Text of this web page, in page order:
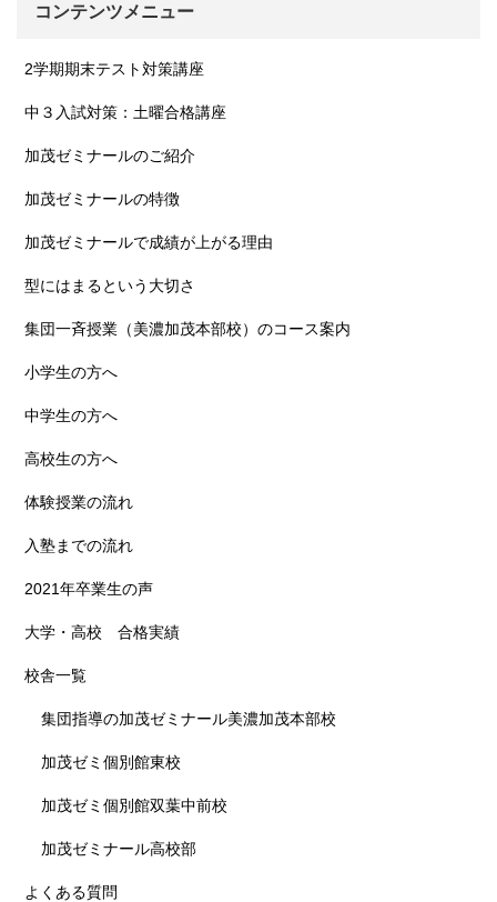
コンテンツメニュー
2学期期末テスト対策講座
中３入試対策：土曜合格講座
加茂ゼミナールのご紹介
加茂ゼミナールの特徴
加茂ゼミナールで成績が上がる理由
型にはまるという大切さ
集団一斉授業（美濃加茂本部校）のコース案内
小学生の方へ
中学生の方へ
高校生の方へ
体験授業の流れ
入塾までの流れ
2021年卒業生の声
大学・高校 合格実績
校舎一覧
集団指導の加茂ゼミナール美濃加茂本部校
加茂ゼミ個別館東校
加茂ゼミ個別館双葉中前校
加茂ゼミナール高校部
よくある質問